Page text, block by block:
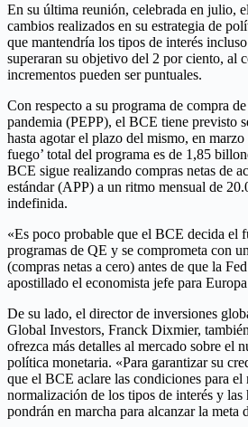
En su última reunión, celebrada en julio,
cambios realizados en su estrategia de
que mantendría los tipos de interés
superaran su objetivo del 2 por ciento, al
incrementos pueden ser puntuales.
Con respecto a su programa de compra
pandemia (PEPP), el BCE tiene previsto
hasta agotar el plazo del mismo, en
fuego’ total del programa es de 1,85
BCE sigue realizando compras netas de
estándar (APP) a un ritmo mensual de
indefinida.
«Es poco probable que el BCE decida el
programas de QE y se comprometa con
(compras netas a cero) antes de que la
apostillado el economista jefe para
De su lado, el director de inversiones
Global Investors, Franck Dixmier,
ofrezca más detalles al mercado sobre el
política monetaria. «Para garantizar su
que el BCE aclare las condiciones para el
normalización de los tipos de interés y las
pondrán en marcha para alcanzar la